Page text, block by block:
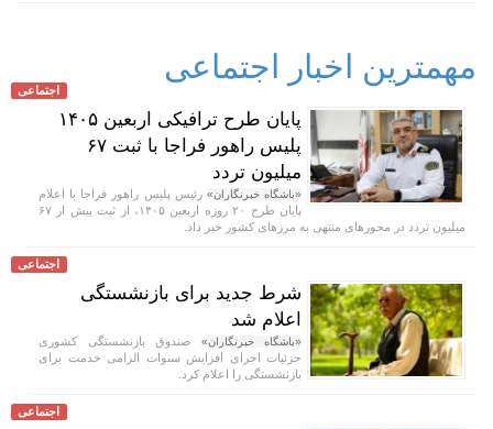
مهمترین اخبار اجتماعی
اجتماعی
پایان طرح ترافیکی اربعین ۱۴۰۵
پلیس راهور فراجا با ثبت ۶۷
میلیون تردد
«باشگاه خبرنگاران» رئیس پلیس راهور فراجا با اعلام
پایان طرح ۲۰ روزه اربعین ۱۴۰۵، از ثبت بیش از ۶۷
میلیون تردد در محور‌های منتهی به مرز‌های کشور خبر داد.
اجتماعی
شرط جدید برای بازنشستگی
اعلام شد
«باشگاه خبرنگاران» صندوق بازنشستگی کشوری
جزئیات اجرای افزایش سنوات الزامی خدمت برای
بازنشستگی را اعلام کرد.
اجتماعی